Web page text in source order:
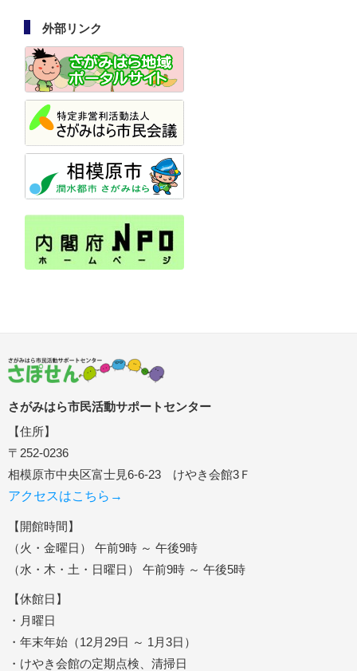
外部リンク
さがみはら市民活動サポートセンター
【住所】
〒252-0236
相模原市中央区富士見6-6-23 けやき会館3Ｆ
アクセスはこちら→
【開館時間】
（火・金曜日） 午前9時 ～ 午後9時
（水・木・土・日曜日） 午前9時 ～ 午後5時
【休館日】
・月曜日
・年末年始（12月29日 ～ 1月3日）
・けやき会館の定期点検、清掃日